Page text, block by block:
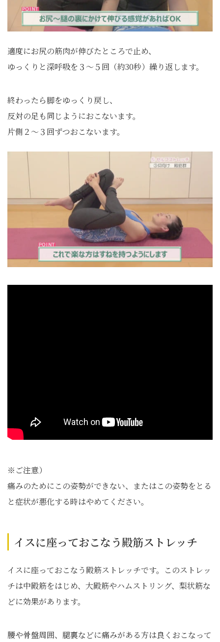
適度にお尻の筋肉が伸びたところで止め、
ゆっくりと深呼吸を３～５回（約30秒）繰り返します。
終わったら脚をゆっくり戻し、
反対の足も同じようにおこないます。
片側２～３回ずつおこないます。
※ご注意）
痛みのためにこの姿勢ができない、またはこの姿勢をとる
と症状が悪化する時はやめてください。
イスに座っておこなう殿筋ストレッチ
イスに座っておこなう殿筋ストレッチです。このストレッ
チは中殿筋をはじめ、大殿筋やハムストリング、梨状筋な
どに効果があります。
腰や骨盤周囲、腿裏などに痛みがある方は良くおこなって